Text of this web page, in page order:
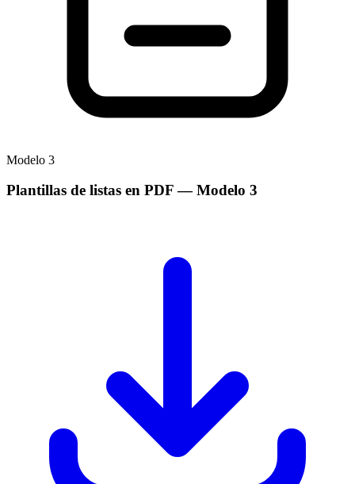
Modelo 3
Plantillas de listas en PDF— Modelo 3